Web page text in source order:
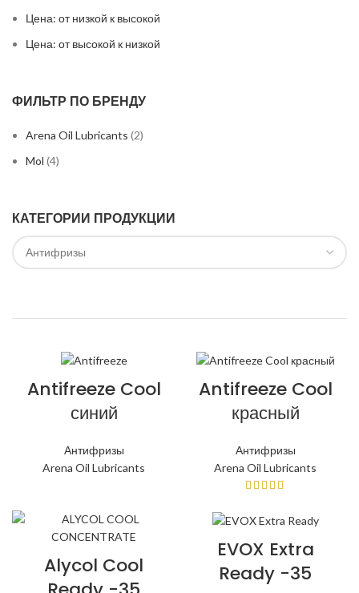
Цена: от низкой к высокой
Цена: от высокой к низкой
ФИЛЬТР ПО БРЕНДУ
Arena Oil Lubricants (2)
Mol (4)
КАТЕГОРИИ ПРОДУКЦИИ
Antifreeze Cool
синий
Антифризы
Arena Oil Lubricants
Antifreeze Cool
красный
Антифризы
Arena Oil Lubricants
Alycol Cool
EVOX Extra
Ready -35